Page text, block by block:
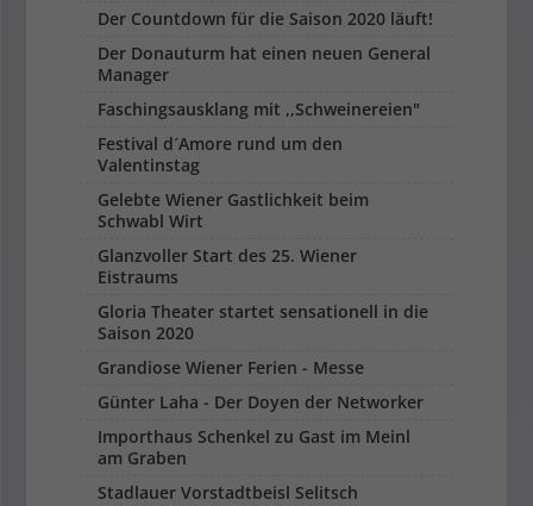
Der Countdown für die Saison 2020 läuft!
Der Donauturm hat einen neuen General
Manager
Faschingsausklang mit ,,Schweinereien"
Festival d´Amore rund um den
Valentinstag
Gelebte Wiener Gastlichkeit beim
Schwabl Wirt
Glanzvoller Start des 25. Wiener
Eistraums
Gloria Theater startet sensationell in die
Saison 2020
Grandiose Wiener Ferien - Messe
Günter Laha - Der Doyen der Networker
Importhaus Schenkel zu Gast im Meinl
am Graben
Stadlauer Vorstadtbeisl Selitsch